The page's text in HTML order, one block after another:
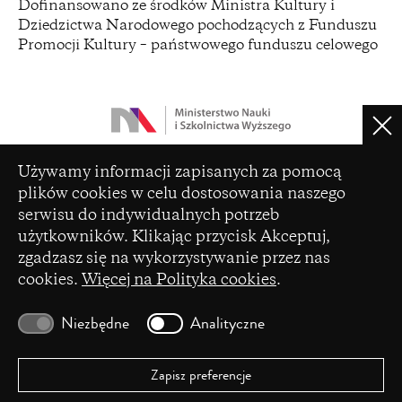
Ustawienia plików cookie
Używamy informacji zapisanych za pomocą
plików cookies w celu dostosowania naszego
serwisu do indywidualnych potrzeb
użytkowników. Klikając przycisk Akceptuj,
zgadzasz się na wykorzystywanie przez nas
cookies. Więcej na Polityka cookies.
Niezbędne Analityczne
Zapisz preferencje
in
a
Dofinansowano ze środków Ministra Kultury i
Dziedzictwa Narodowego pochodzących z Funduszu
Promocji Kultury – państwowego funduszu celowego
(opens
in
a
new
window)
Ministerstwa Nauki i Szkolnictwa Wyższego na
podstawie umowy Nr 86/WCN/2019/1 z dnia 19
lipca 2019 r. z pomocy przyznanej w ramach
programu „Wsparcie dla czasopism naukowych”.